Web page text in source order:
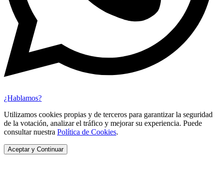
¿Hablamos?
Utilizamos cookies propias y de terceros para garantizar la seguridad
de la votación, analizar el tráfico y mejorar su experiencia. Puede
consultar nuestra Política de Cookies.
Aceptar y Continuar